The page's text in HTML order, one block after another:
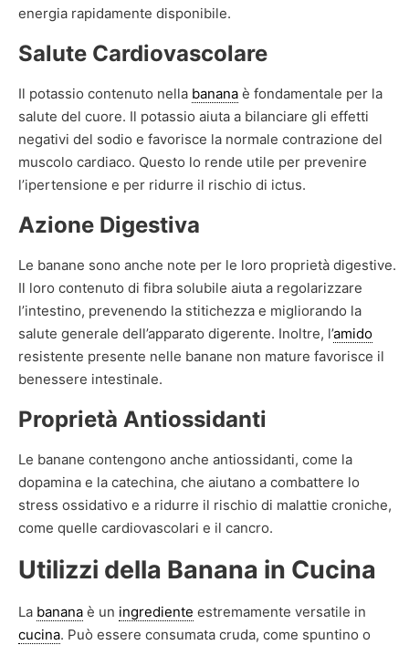
energia rapidamente disponibile.
Salute Cardiovascolare
Il potassio contenuto nella banana è fondamentale per la
salute del cuore. Il potassio aiuta a bilanciare gli effetti
negativi del sodio e favorisce la normale contrazione del
muscolo cardiaco. Questo lo rende utile per prevenire
l’ipertensione e per ridurre il rischio di ictus.
Azione Digestiva
Le banane sono anche note per le loro proprietà digestive.
Il loro contenuto di fibra solubile aiuta a regolarizzare
l’intestino, prevenendo la stitichezza e migliorando la
salute generale dell’apparato digerente. Inoltre, l’amido
resistente presente nelle banane non mature favorisce il
benessere intestinale.
Proprietà Antiossidanti
Le banane contengono anche antiossidanti, come la
dopamina e la catechina, che aiutano a combattere lo
stress ossidativo e a ridurre il rischio di malattie croniche,
come quelle cardiovascolari e il cancro.
Utilizzi della Banana in Cucina
La banana è un ingrediente estremamente versatile in
cucina. Può essere consumata cruda, come spuntino o